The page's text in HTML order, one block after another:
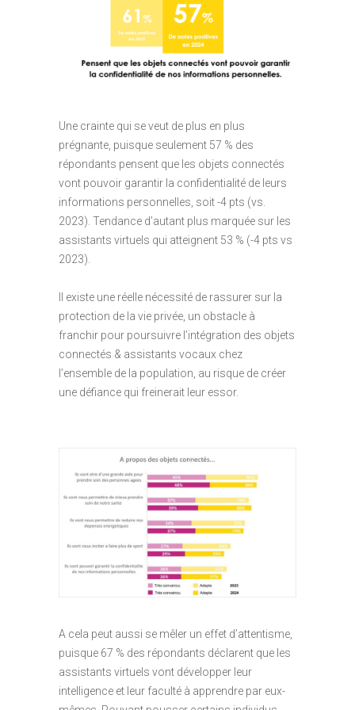
Une crainte qui se veut de plus en plus
prégnante, puisque seulement 57 % des
répondants pensent que les objets connectés
vont pouvoir garantir la confidentialité de leurs
informations personnelles, soit -4 pts (vs.
2023). Tendance d’autant plus marquée sur les
assistants virtuels qui atteignent 53 % (-4 pts vs
2023).
Il existe une réelle nécessité de rassurer sur la
protection de la vie privée, un obstacle à
franchir pour poursuivre l’intégration des objets
connectés & assistants vocaux chez
l’ensemble de la population, au risque de créer
une défiance qui freinerait leur essor.
A cela peut aussi se mêler un effet d’attentisme,
puisque 67 % des répondants déclarent que les
assistants virtuels vont développer leur
intelligence et leur faculté à apprendre par eux-